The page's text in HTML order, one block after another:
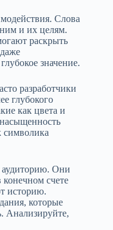
Слова
и их целям.
раскрыть
значение.
разработчики
глубокого
как цвета и
символика
Они
счете
историю.
которые
Анализируйте,